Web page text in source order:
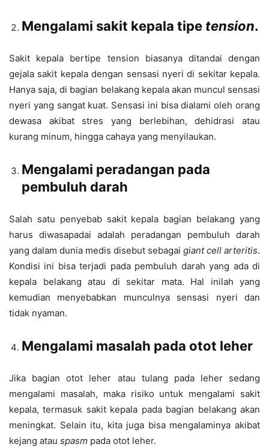
Mengalami sakit kepala tipe tension.
Sakit kepala bertipe tension biasanya ditandai dengan
gejala sakit kepala dengan sensasi nyeri di sekitar kepala.
Hanya saja, di bagian belakang kepala akan muncul sensasi
nyeri yang sangat kuat. Sensasi ini bisa dialami oleh orang
dewasa akibat stres yang berlebihan, dehidrasi atau
kurang minum, hingga cahaya yang menyilaukan.
Mengalami peradangan pada
pembuluh darah
Salah satu penyebab sakit kepala bagian belakang yang
harus diwasapadai adalah peradangan pembuluh darah
yang dalam dunia medis disebut sebagai giant cell arteritis.
Kondisi ini bisa terjadi pada pembuluh darah yang ada di
kepala belakang atau di sekitar mata. Hal inilah yang
kemudian menyebabkan munculnya sensasi nyeri dan
tidak nyaman.
Mengalami masalah pada otot leher
Jika bagian otot leher atau tulang pada leher sedang
mengalami masalah, maka risiko untuk mengalami sakit
kepala, termasuk sakit kepala pada bagian belakang akan
meningkat. Selain itu, kita juga bisa mengalaminya akibat
kejang atau spasm pada otot leher.